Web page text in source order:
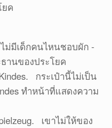
ค
ม่มีเด็กคนไหนชอบผัก -
านของประโยค
กระเป๋านี้ไม่เป็น
ทำหน้าที่แสดงความ
เขาไม่ให้ของ